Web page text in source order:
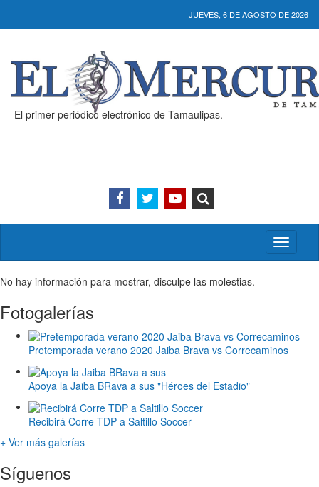
JUEVES, 6 DE AGOSTO DE 2026
El primer periódico electrónico de Tamaulipas.
Activar/
menú
No hay información para mostrar, disculpe las molestias.
Fotogalerías
Pretemporada verano 2020 Jaiba Brava vs Correcaminos
Apoya la Jaiba BRava a sus "Héroes del Estadio"
Recibirá Corre TDP a Saltillo Soccer
+ Ver más galerías
Síguenos